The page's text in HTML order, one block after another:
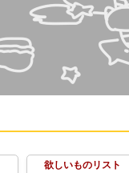
欲しいものリスト